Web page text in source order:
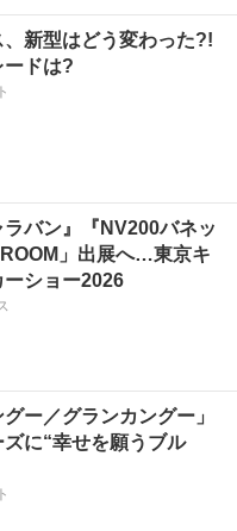
、新型はどう変わった?!
ードは?
ラバン』『NV200バネッ
」出展へ…東京キ
ーショー2026
ー／グランカングー」
ズに“幸せを願うブル